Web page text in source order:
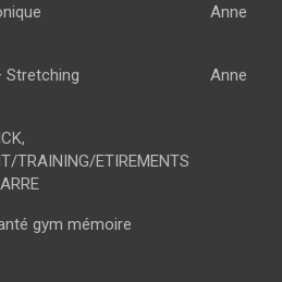
Anne
Stretching Anne
TRAINING/ETIREMENTS
gym mémoire